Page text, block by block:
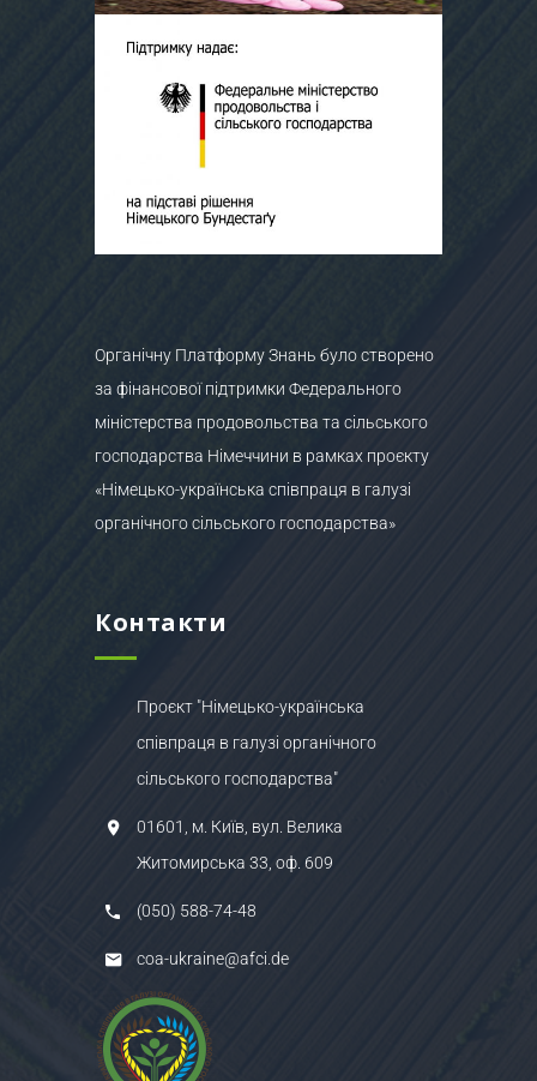
Органічну Платформу Знань було створено
за фінансової підтримки Федерального
міністерства продовольства та сільського
господарства Німеччини в рамках проєкту
«Німецько-українська співпраця в галузі
органічного сільського господарства»
Контакти
Проєкт "Німецько-українська
співпраця в галузі органічного
сільського господарства"
01601, м. Київ, вул. Велика
Житомирська 33, оф. 609
(050) 588-74-48
coa-ukraine@afci.de